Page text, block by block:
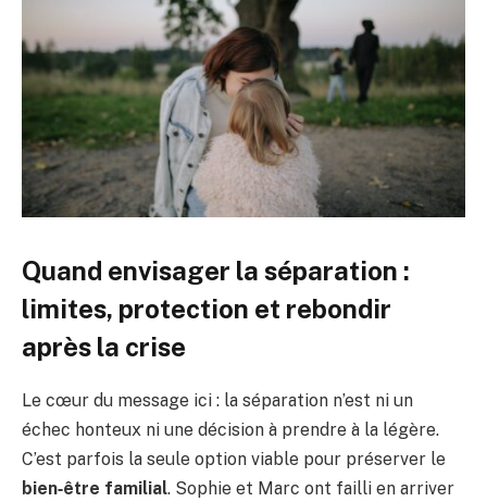
Quand envisager la séparation :
limites, protection et rebondir
après la crise
Le cœur du message ici : la séparation n’est ni un
échec honteux ni une décision à prendre à la légère.
C’est parfois la seule option viable pour préserver le
bien‑être familial. Sophie et Marc ont failli en arriver